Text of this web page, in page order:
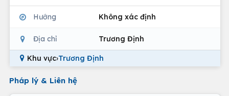
Hướng Không xác định
Địa chỉ Trương Định
Khu vực›Trương Định
Pháp lý & Liên hệ